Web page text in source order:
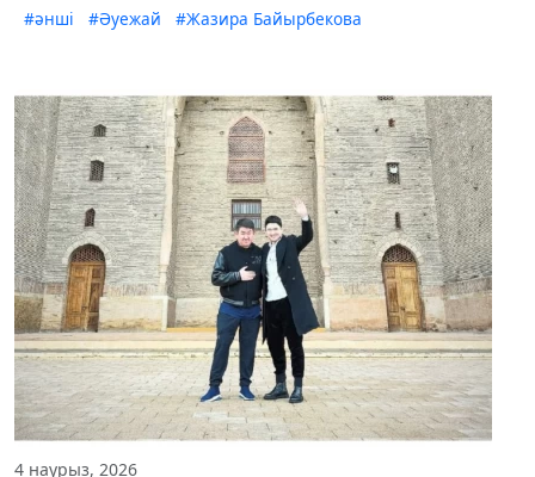
#әнші #Әуежай #Жазира Байырбекова
4 наурыз, 2026